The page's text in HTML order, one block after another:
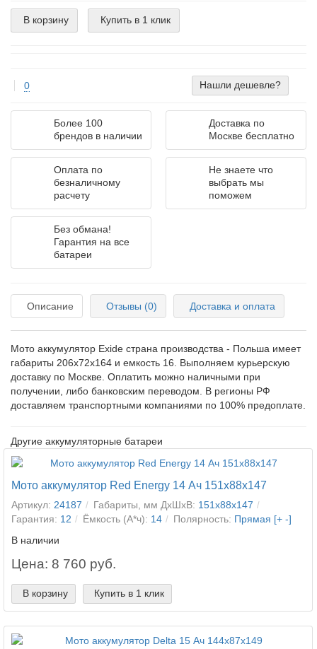
В корзину Купить в 1 клик
0 Нашли дешевле?
Более 100
брендов в наличии
Доставка по
Москве бесплатно
Оплата по
безналичному
расчету
Не знаете что
выбрать мы
поможем
Без обмана!
Гарантия на все
батареи
Описание Отзывы (0) Доставка и оплата
Мото аккумулятор Exide страна производства - Польша имеет
габариты 206x72x164 и емкость 16. Выполняем курьерскую
доставку по Москве. Оплатить можно наличными при
получении, либо банковским переводом. В регионы РФ
доставляем транспортными компаниями по 100% предоплате.
Другие аккумуляторные батареи
Мото аккумулятор Red Energy 14 Ач 151x88x147
Артикул: 24187 Габариты, мм ДхШхВ: 151x88x147
Гарантия: 12 Ёмкость (А*ч): 14 Полярность: Прямая [+ -]
В наличии
Цена: 8 760 руб.
В корзину Купить в 1 клик